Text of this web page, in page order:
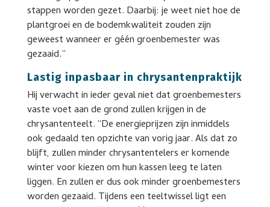
stappen worden gezet. Daarbij: je weet niet hoe de
plantgroei en de bodemkwaliteit zouden zijn
geweest wanneer er géén groenbemester was
gezaaid.”
Lastig inpasbaar in chrysantenpraktijk
Hij verwacht in ieder geval niet dat groenbemesters
vaste voet aan de grond zullen krijgen in de
chrysantenteelt. “De energieprijzen zijn inmiddels
ook gedaald ten opzichte van vorig jaar. Als dat zo
blijft, zullen minder chrysantentelers er komende
winter voor kiezen om hun kassen leeg te laten
liggen. En zullen er dus ook minder groenbemesters
worden gezaaid. Tijdens een teeltwissel ligt een